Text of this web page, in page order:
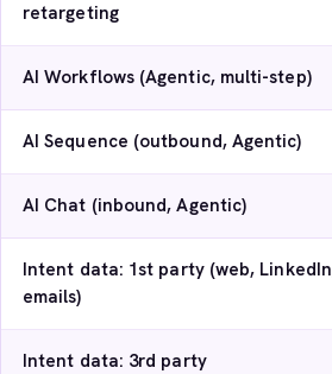
retargeting
AI Workflows (Agentic, multi-step)
AI Sequence (outbound, Agentic)
AI Chat (inbound, Agentic)
Intent data: 1st party (web,
emails)
Intent data: 3rd party